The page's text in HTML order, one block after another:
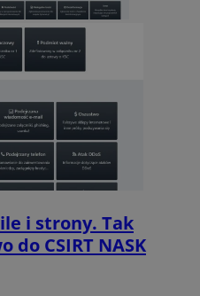
i strony. Tak
do CSIRT NASK